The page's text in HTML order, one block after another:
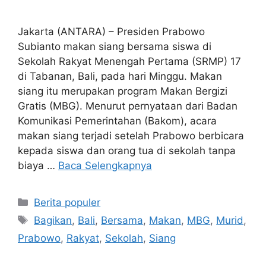
Jakarta (ANTARA) – Presiden Prabowo
Subianto makan siang bersama siswa di
Sekolah Rakyat Menengah Pertama (SRMP) 17
di Tabanan, Bali, pada hari Minggu. Makan
siang itu merupakan program Makan Bergizi
Gratis (MBG). Menurut pernyataan dari Badan
Komunikasi Pemerintahan (Bakom), acara
makan siang terjadi setelah Prabowo berbicara
kepada siswa dan orang tua di sekolah tanpa
biaya … Baca Selengkapnya
Kategori
Berita populer
Tag
Bagikan, Bali, Bersama, Makan, MBG, Murid ,
Prabowo, Rakyat, Sekolah, Siang